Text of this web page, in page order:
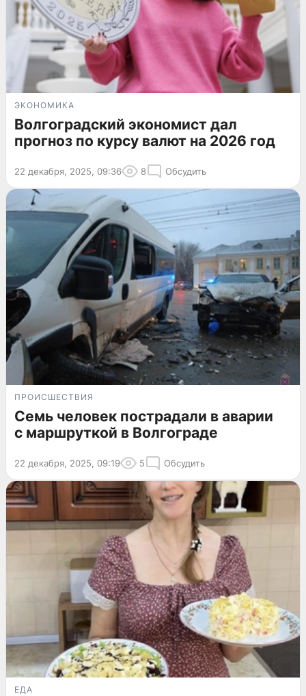
ЭКОНОМИКА
Волгоградский экономист дал
прогноз по курсу валют на 2026 год
22 декабря, 2025, 09:36 8 Обсудить
ПРОИСШЕСТВИЯ
Семь человек пострадали в аварии
с маршруткой в Волгограде
22 декабря, 2025, 09:19 5 Обсудить
ЕДА